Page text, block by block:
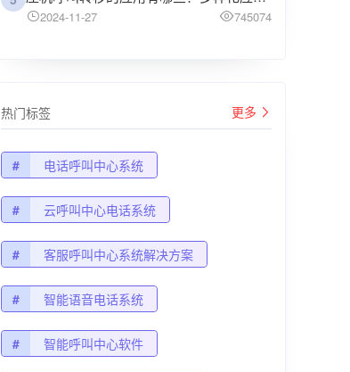
2024-11-27 745074
热门标签 更多
# 电话呼叫中心系统
# 云呼叫中心电话系统
# 客服呼叫中心系统解决方案
# 智能语音电话系统
# 智能呼叫中心软件